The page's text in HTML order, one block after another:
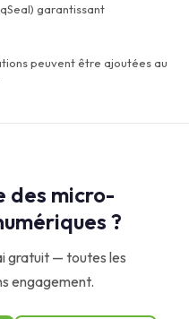
garantissant
peuvent être ajoutées au
des micro-
?
gratuit — toutes les
engagement.